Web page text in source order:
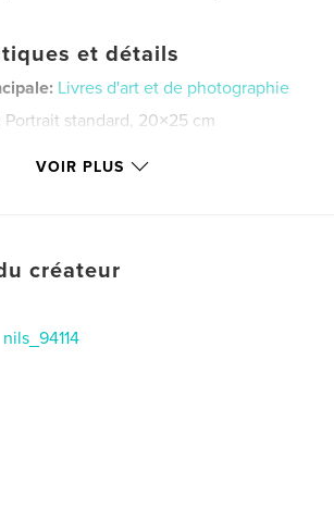
et détails
Livres d'art et de photographie
Portrait standard, 20×25 cm
mars 25, 2007
, Fine Art ,
VOIR PLUS
créateur
nils_94114